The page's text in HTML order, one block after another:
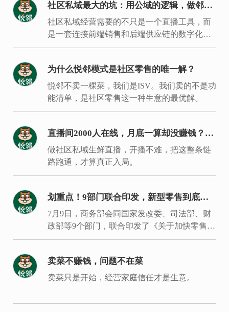
社区私域最大的坑：用公域的逻辑，做邻居
的生意
社区私域经营需要的不只是一个直播工具，而
是一套连接前端销售和后端供应链的数字化履
约体系。
为什么悦邻模式是社区零售的唯一解？
悦邻不卖一棵菜，我们是ISV。我们卖的不是功
能清单，是社区零售这一种生意的最优解。
直播间2000人在线，月底一算却没赚钱？入
局同城生鲜要过的是这7关
做社区私域生鲜直播，开播不难，把这整条链
路跑通，才算真正入局。
划重点！9部门联合印发，新型零售到底新
在哪里？
7月9日，商务部会同国家发改委、司法部、财
政部等9个部门，联合印发了《关于加快零售业
创新发展的意见》。
卖菜不赚钱，问题不在菜
卖菜只是开始，经营家庭信任才是生意。